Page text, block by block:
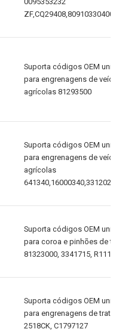
ZF,CQ29408,809103304005
Suporta códigos OEM
para engrenagens de
agrícolas 81293500
Suporta códigos OEM
para engrenagens de
agrícolas
641340,16000340,3312024
Suporta códigos OEM
para coroa e pinhões de
81323000, 3341715, R11197
Suporta códigos OEM
para engrenagens de trator
2518CK, C1797127